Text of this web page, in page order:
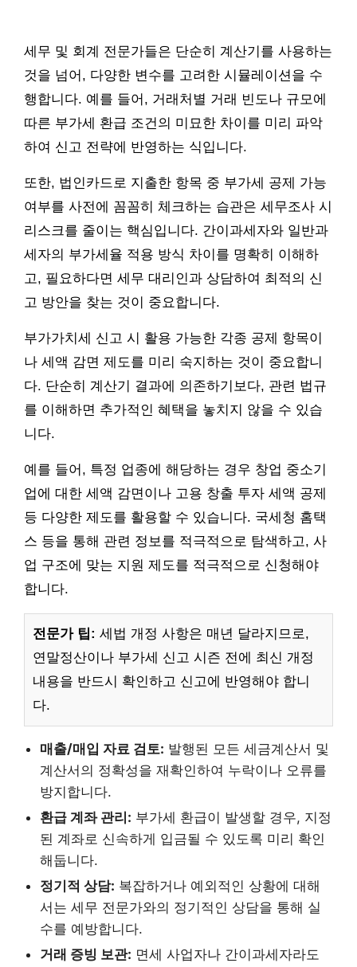
세무 및 회계 전문가들은 단순히 계산기를 사용하는
것을 넘어, 다양한 변수를 고려한 시뮬레이션을 수
행합니다. 예를 들어, 거래처별 거래 빈도나 규모에
따른 부가세 환급 조건의 미묘한 차이를 미리 파악
하여 신고 전략에 반영하는 식입니다.
또한, 법인카드로 지출한 항목 중 부가세 공제 가능
여부를 사전에 꼼꼼히 체크하는 습관은 세무조사 시
리스크를 줄이는 핵심입니다. 간이과세자와 일반과
세자의 부가세율 적용 방식 차이를 명확히 이해하
고, 필요하다면 세무 대리인과 상담하여 최적의 신
고 방안을 찾는 것이 중요합니다.
부가가치세 신고 시 활용 가능한 각종 공제 항목이
나 세액 감면 제도를 미리 숙지하는 것이 중요합니
다. 단순히 계산기 결과에 의존하기보다, 관련 법규
를 이해하면 추가적인 혜택을 놓치지 않을 수 있습
니다.
예를 들어, 특정 업종에 해당하는 경우 창업 중소기
업에 대한 세액 감면이나 고용 창출 투자 세액 공제
등 다양한 제도를 활용할 수 있습니다. 국세청 홈택
스 등을 통해 관련 정보를 적극적으로 탐색하고, 사
업 구조에 맞는 지원 제도를 적극적으로 신청해야
합니다.
전문가 팁: 세법 개정 사항은 매년 달라지므로,
연말정산이나 부가세 신고 시즌 전에 최신 개정
내용을 반드시 확인하고 신고에 반영해야 합니
다.
매출/매입 자료 검토: 발행된 모든 세금계산서 및
계산서의 정확성을 재확인하여 누락이나 오류를
방지합니다.
환급 계좌 관리: 부가세 환급이 발생할 경우, 지정
된 계좌로 신속하게 입금될 수 있도록 미리 확인
해둡니다.
정기적 상담: 복잡하거나 예외적인 상황에 대해
서는 세무 전문가와의 정기적인 상담을 통해 실
수를 예방합니다.
거래 증빙 보관: 면세 사업자나 간이과세자라도